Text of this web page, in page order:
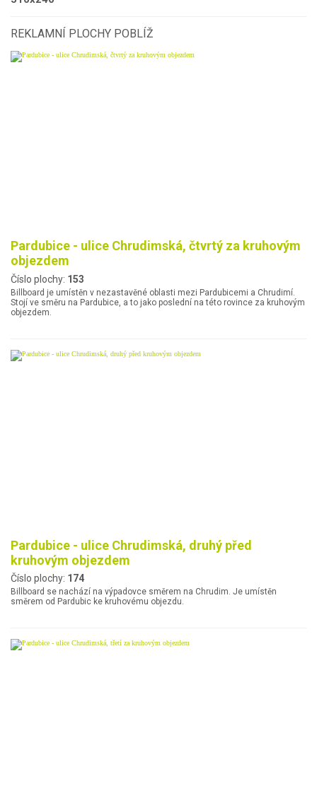
REKLAMNÍ PLOCHY POBLÍŽ
Pardubice - ulice Chrudimská, čtvrtý za kruhovým
objezdem
Číslo plochy: 153
Billboard je umístěn v nezastavěné oblasti mezi Pardubicemi a Chrudimí.
Stojí ve směru na Pardubice, a to jako poslední na této rovince za kruhovým
objezdem.
Pardubice - ulice Chrudimská, druhý před
kruhovým objezdem
Číslo plochy: 174
Billboard se nachází na výpadovce směrem na Chrudim. Je umístěn
směrem od Pardubic ke kruhovému objezdu.